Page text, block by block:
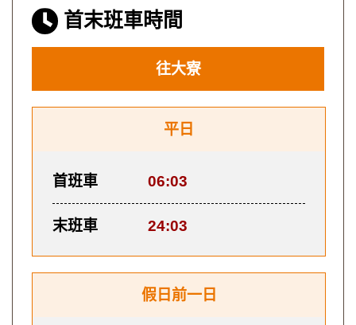
首末班車時間
往大寮
平日
首班車 06:03
末班車 24:03
假日前一日